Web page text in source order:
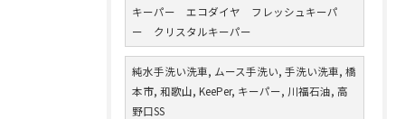
キーパー エコダイヤ フレッシュキーパ
ー クリスタルキーパー
純水手洗い洗車, ムース手洗い, 手洗い洗車, 橋
本市, 和歌山, KeePer, キーパー, 川福石油, 高
野口SS